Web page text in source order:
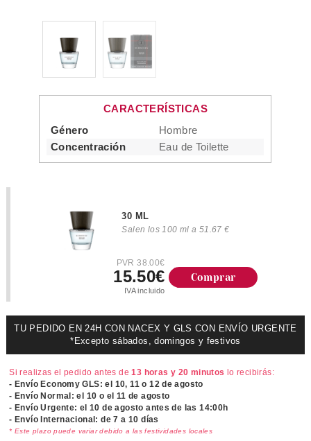
CARACTERÍSTICAS
Género
Hombre
Concentración
Eau de Toilette
30 ML
Salen los 100 ml a 51.67 €
PVR 38.00€
15.50€
IVA incluido
Comprar
TU PEDIDO EN 24H CON NACEX Y GLS CON ENVÍO URGENTE
*Excepto sábados, domingos y festivos
Si realizas el pedido antes de13 horas y 20 minutos lo recibirás:
- Envío Economy GLS: el 10, 11 o 12 de agosto
- Envío Normal: el 10 o el 11 de agosto
- Envío Urgente: el10 de agosto antes de las 14:00h
- Envío Internacional: de 7 a 10 días
* Este plazo puede variar debido a las festividades locales